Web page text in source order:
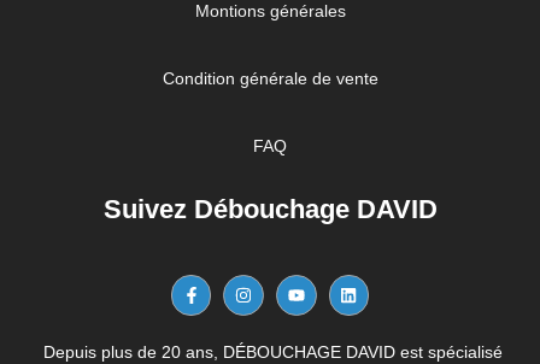
Montions générales
Condition générale de vente
FAQ
Suivez Débouchage DAVID
Depuis plus de 20 ans, DÉBOUCHAGE DAVID est spécialisé